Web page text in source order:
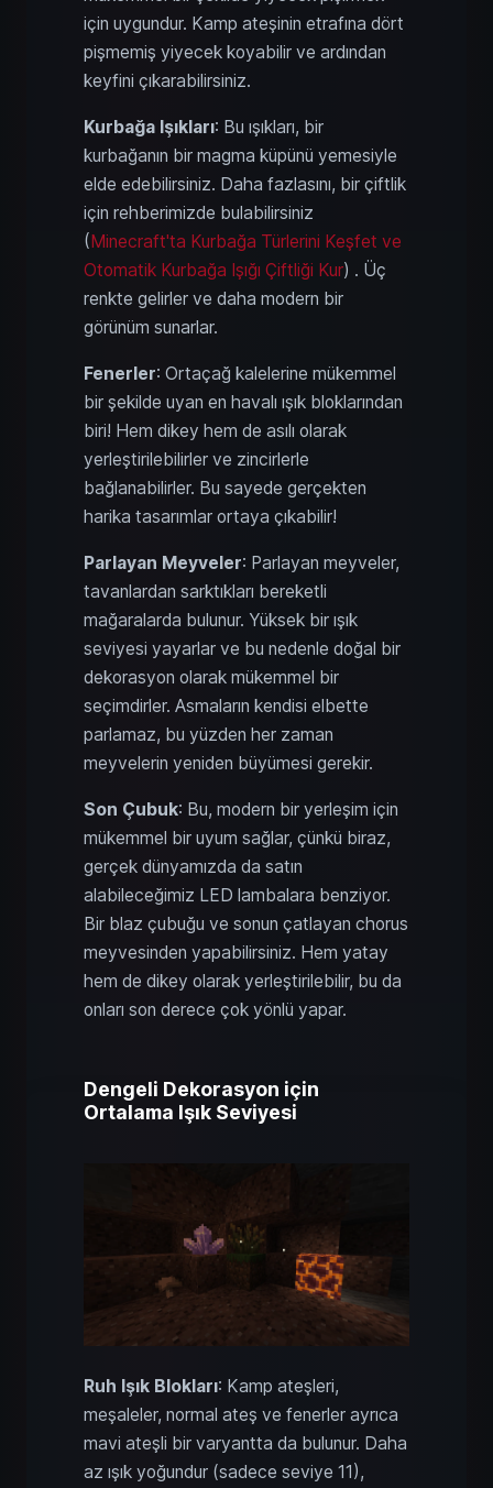
için uygundur. Kamp ateşinin etrafına dört
pişmemiş yiyecek koyabilir ve ardından
keyfini çıkarabilirsiniz.
Kurbağa Işıkları: Bu ışıkları, bir
kurbağanın bir magma küpünü yemesiyle
elde edebilirsiniz. Daha fazlasını, bir çiftlik
için rehberimizde bulabilirsiniz
(Minecraft'ta Kurbağa Türlerini Keşfet ve
Otomatik Kurbağa Işığı Çiftliği Kur) . Üç
renkte gelirler ve daha modern bir
görünüm sunarlar.
Fenerler: Ortaçağ kalelerine mükemmel
bir şekilde uyan en havalı ışık bloklarından
biri! Hem dikey hem de asılı olarak
yerleştirilebilirler ve zincirlerle
bağlanabilirler. Bu sayede gerçekten
harika tasarımlar ortaya çıkabilir!
Parlayan Meyveler: Parlayan meyveler,
tavanlardan sarktıkları bereketli
mağaralarda bulunur. Yüksek bir ışık
seviyesi yayarlar ve bu nedenle doğal bir
dekorasyon olarak mükemmel bir
seçimdirler. Asmaların kendisi elbette
parlamaz, bu yüzden her zaman
meyvelerin yeniden büyümesi gerekir.
Son Çubuk: Bu, modern bir yerleşim için
mükemmel bir uyum sağlar, çünkü biraz,
gerçek dünyamızda da satın
alabileceğimiz LED lambalara benziyor.
Bir blaz çubuğu ve sonun çatlayan chorus
meyvesinden yapabilirsiniz. Hem yatay
hem de dikey olarak yerleştirilebilir, bu da
onları son derece çok yönlü yapar.
Dengeli Dekorasyon için
Ortalama Işık Seviyesi
Ruh Işık Blokları: Kamp ateşleri,
meşaleler, normal ateş ve fenerler ayrıca
mavi ateşli bir varyantta da bulunur. Daha
az ışık yoğundur (sadece seviye 11),